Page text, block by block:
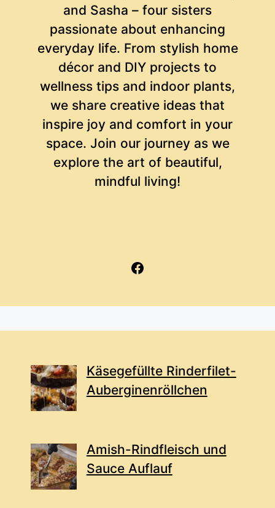
and Sasha – four sisters
passionate about enhancing
everyday life. From stylish home
décor and DIY projects to
wellness tips and indoor plants,
we share creative ideas that
inspire joy and comfort in your
space. Join our journey as we
explore the art of beautiful,
mindful living!
Facebook
Käsegefüllte Rinderfilet-
Auberginenröllchen
Amish-Rindfleisch und
Sauce Auflauf